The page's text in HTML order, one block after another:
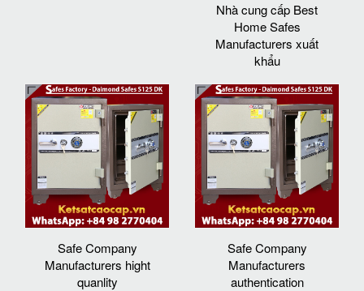
Nhà cung cấp Best
Home Safes
Manufacturers xuất
khẩu
Safe Company
Manufacturers hight
quanlity
Safe Company
Manufacturers
authentication